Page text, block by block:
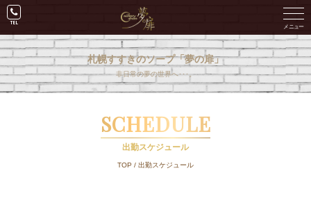
札幌すすきのソープ「夢の扉」
非日常の夢の世界へ･･･。
SCHEDULE
出勤スケジュール
TOP / 出勤スケジュール